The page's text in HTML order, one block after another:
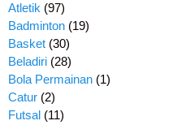
Atletik (97)
Badminton (19)
Basket (30)
Beladiri (28)
Bola Permainan (1)
Catur (2)
Futsal (11)